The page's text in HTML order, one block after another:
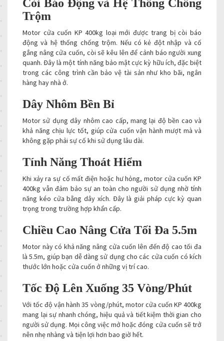
Còi Báo Động và Hệ Thống Chống
Trộm
Motor cửa cuốn KP 400kg loại mới được trang bị còi báo
động và hệ thống chống trộm. Nếu có kẻ đột nhập và cố
gắng nâng cửa cuốn, còi sẽ kêu lên để cảnh báo người xung
quanh. Đây là một tính năng bảo mật cực kỳ hữu ích, đặc biệt
trong các công trình cần bảo vệ tài sản như kho bãi, ngân
hàng hay nhà ở.
Dây Nhôm Bền Bỉ
Motor sử dụng dây nhôm cao cấp, mang lại độ bền cao và
khả năng chịu lực tốt, giúp cửa cuốn vận hành mượt mà và
không gặp phải sự cố khi sử dụng lâu dài.
Tính Năng Thoát Hiểm
Khi xảy ra sự cố mất điện hoặc hư hỏng, motor cửa cuốn KP
400kg vẫn đảm bảo sự an toàn cho người sử dụng nhờ tính
năng kéo cửa bằng dây xích. Đây là giải pháp cực kỳ quan
trọng trong trường hợp khẩn cấp.
Chiều Cao Nâng Cửa Tối Đa 5.5m
Motor này có khả năng nâng cửa cuốn lên đến độ cao tối đa
là 5.5m, giúp bạn dễ dàng sử dụng cho các cửa cuốn có kích
thước lớn hoặc cửa cuốn ở những vị trí cao.
Tốc Độ Lên Xuống 35 Vòng/Phút
Với tốc độ vận hành 35 vòng/phút, motor cửa cuốn KP 400kg
mang lại sự nhanh chóng, hiệu quả và tiết kiệm thời gian cho
người sử dụng. Mọi công việc mở hoặc đóng cửa cuốn sẽ trở
nên nhẹ nhàng và tiện lợi hơn bao giờ hết.